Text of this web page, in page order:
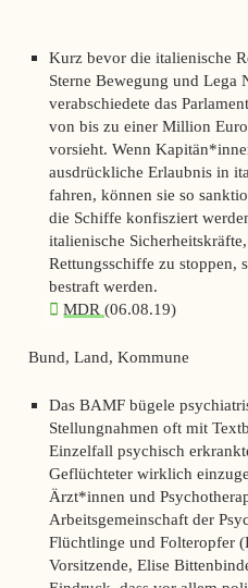
Kurz bevor die italienische
Sterne Bewegung und Lega
verabschiedete das
von bis zu einer Million
vorsieht. Wenn
ausdrückliche Erlaubnis in
fahren, können sie so
die Schiffe konfisziert
italienische
Rettungsschiffe zu stoppen,
bestraft werden.
MDR(06.08.19)
Bund, Land, Kommune
Das BAMF bügele
Stellungnahmen oft mit
Einzelfall psychisch
Geflüchteter wirklich
Ärzt*innen und
Arbeitsgemeinschaft der
Flüchtlinge und Folteropfer
Vorsitzende, Elise